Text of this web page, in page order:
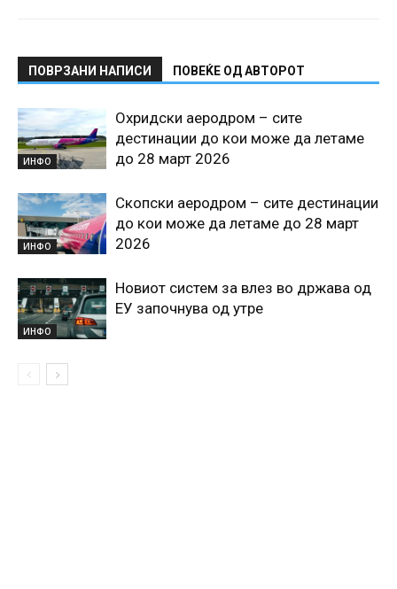
ПОВРЗАНИ НАПИСИ ПОВЕЌЕ ОД АВТОРОТ
ИНФО
Охридски аеродром – сите
дестинации до кои може да летаме
до 28 март 2026
ИНФО
Скопски аеродром – сите дестинации
до кои може да летаме до 28 март
2026
ИНФО
Новиот систем за влез во држава од
ЕУ започнува од утре